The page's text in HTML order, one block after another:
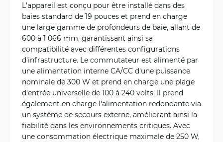
L'appareil est conçu pour être installé dans des
baies standard de 19 pouces et prend en charge
une large gamme de profondeurs de baie, allant de
600 à 1 066 mm, garantissant ainsi sa
compatibilité avec différentes configurations
d'infrastructure. Le commutateur est alimenté par
une alimentation interne CA/CC d'une puissance
nominale de 300 W et prend en charge une plage
d'entrée universelle de 100 à 240 volts. Il prend
également en charge l'alimentation redondante via
un système de secours externe, améliorant ainsi la
fiabilité dans les environnements critiques. Avec
une consommation électrique maximale de 250 W,